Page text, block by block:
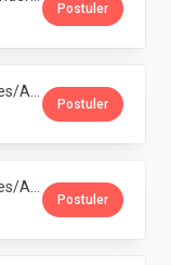
Postuler
Postuler
Postuler